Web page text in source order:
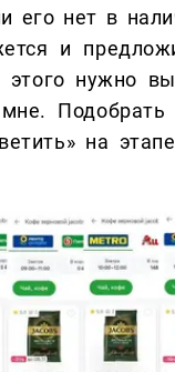
его нет в
и
этого нужно
Подобрать
на